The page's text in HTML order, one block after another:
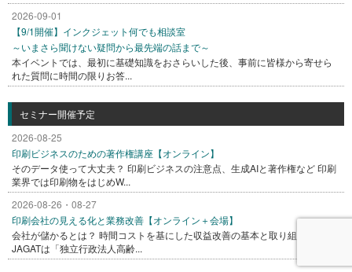
2026-09-01
【9/1開催】インクジェット何でも相談室
～いまさら聞けない疑問から最先端の話まで～
本イベントでは、最初に基礎知識をおさらいした後、事前に皆様から寄せら
れた質問に時間の限りお答...
セミナー開催予定
2026-08-25
印刷ビジネスのための著作権講座【オンライン】
そのデータ使って大丈夫？ 印刷ビジネスの注意点、生成AIと著作権など 印刷
業界では印刷物をはじめW...
2026-08-26・08-27
印刷会社の見える化と業務改善【オンライン＋会場】
会社が儲かるとは？ 時間コストを基にした収益改善の基本と取り組み方
JAGATは「独立行政法人高齢...